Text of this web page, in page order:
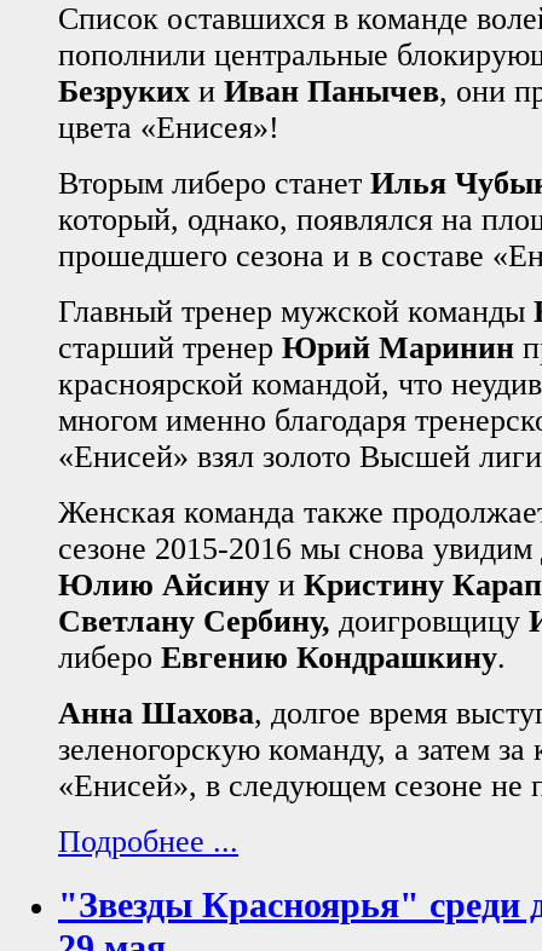
Список оставшихся в команде
пополнили центральные
Безруких и Иван Панычев, они
цвета «Енисея»!
Вторым либеро станет Илья
который, однако, появлялся на
прошедшего сезона и в составе
Главный тренер мужской команды
старший тренер Юрий Маринин
красноярской командой, что
многом именно благодаря
«Енисей» взял золото Высшей
Женская команда также
сезоне 2015-2016 мы снова
Юлию Айсину и Кристину
Светлану Сербину, доигровщицу
либеро Евгению Кондрашкину.
Анна Шахова, долгое время
зеленогорскую команду, а затем за
«Енисей», в следующем сезоне не
Подробнее ...
"Звезды Красноярья" среди